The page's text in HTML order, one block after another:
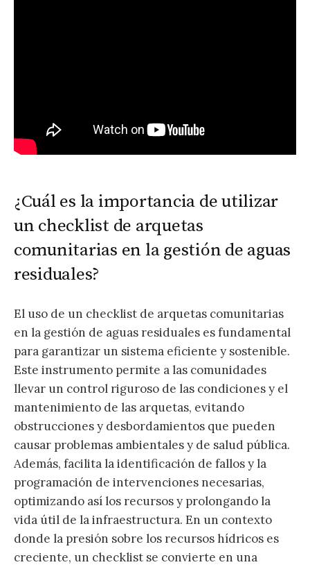
¿Cuál es la importancia de utilizar
un checklist de arquetas
comunitarias en la gestión de aguas
residuales?
El uso de un checklist de arquetas comunitarias
en la gestión de aguas residuales es fundamental
para garantizar un sistema eficiente y sostenible.
Este instrumento permite a las comunidades
llevar un control riguroso de las condiciones y el
mantenimiento de las arquetas, evitando
obstrucciones y desbordamientos que pueden
causar problemas ambientales y de salud pública.
Además, facilita la identificación de fallos y la
programación de intervenciones necesarias,
optimizando así los recursos y prolongando la
vida útil de la infraestructura. En un contexto
donde la presión sobre los recursos hídricos es
creciente, un checklist se convierte en una